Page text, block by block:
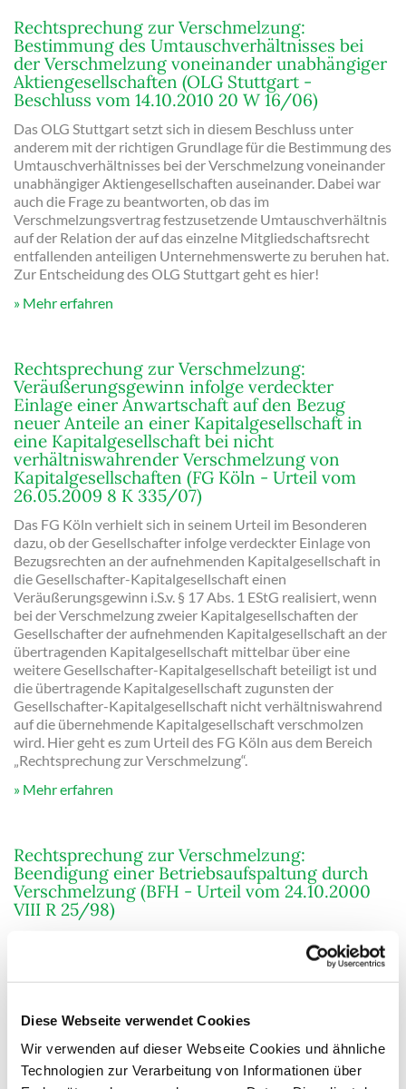
Diese Webseite verwendet Cookies
Wir verwenden auf dieser Webseite Cookies und ähnliche
Technologien zur Verarbeitung von Informationen über
Rechtsprechung zur Verschmelzung:
Bestimmung des Umtauschverhältnisses bei
der Verschmelzung voneinander unabhängiger
Aktiengesellschaften (OLG Stuttgart -
Beschluss vom 14.10.2010 20 W 16/06)
Das OLG Stuttgart setzt sich in diesem Beschluss unter
anderem mit der richtigen Grundlage für die Bestimmung des
Umtauschverhältnisses bei der Verschmelzung voneinander
unabhängiger Aktiengesellschaften auseinander. Dabei war
auch die Frage zu beantworten, ob das im
Verschmelzungsvertrag festzusetzende Umtauschverhältnis
auf der Relation der auf das einzelne Mitgliedschaftsrecht
entfallenden anteiligen Unternehmenswerte zu beruhen hat.
Zur Entscheidung des OLG Stuttgart geht es hier!
Mehr erfahren
Rechtsprechung zur Verschmelzung:
Veräußerungsgewinn infolge verdeckter
Einlage einer Anwartschaft auf den Bezug
neuer Anteile an einer Kapitalgesellschaft in
eine Kapitalgesellschaft bei nicht
verhältniswahrender Verschmelzung von
Kapitalgesellschaften (FG Köln - Urteil vom
26.05.2009 8 K 335/07)
Das FG Köln verhielt sich in seinem Urteil im Besonderen
dazu, ob der Gesellschafter infolge verdeckter Einlage von
Bezugsrechten an der aufnehmenden Kapitalgesellschaft in
die Gesellschafter-Kapitalgesellschaft einen
Veräußerungsgewinn i.S.v. § 17 Abs. 1 EStG realisiert, wenn
bei der Verschmelzung zweier Kapitalgesellschaften der
Gesellschafter der aufnehmenden Kapitalgesellschaft an der
übertragenden Kapitalgesellschaft mittelbar über eine
weitere Gesellschafter-Kapitalgesellschaft beteiligt ist und
die übertragende Kapitalgesellschaft zugunsten der
Gesellschafter-Kapitalgesellschaft nicht verhältniswahrend
auf die übernehmende Kapitalgesellschaft verschmolzen
wird. Hier geht es zum Urteil des FG Köln aus dem Bereich
„Rechtsprechung zur Verschmelzung“.
Mehr erfahren
Rechtsprechung zur Verschmelzung:
Beendigung einer Betriebsaufspaltung durch
Verschmelzung (BFH - Urteil vom 24.10.2000
VIII R 25/98)
Vorgang der Beendigung einer Betriebsaufspaltung, dadurch,
dass die Betriebs-GmbH auf eine AG verschmolzen und das
Besitzunternehmen nicht nur wegen der Betriebsaufspaltung
gewerblich tätig war. Darüber hinaus war fraglich, ob
andernfalls die Verschmelzung zur Aufgabe des
Gewerbebetriebs mit der Folge führt, dass dieser nicht mehr